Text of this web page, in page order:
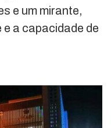
e um mirante,
a capacidade de